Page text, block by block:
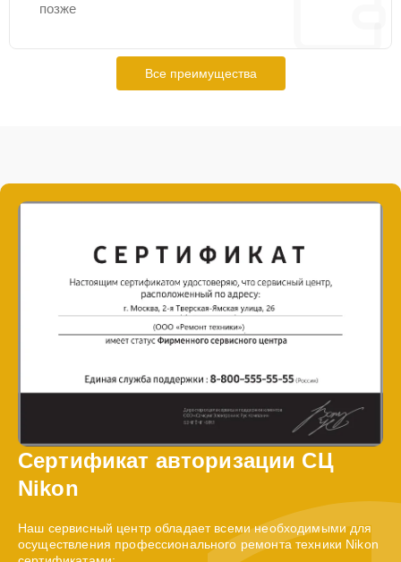
позже
Все преимущества
Сертификат авторизации СЦ
Nikon
Наш сервисный центр обладает всеми необходимыми для
осуществления профессионального ремонта техники Nikon